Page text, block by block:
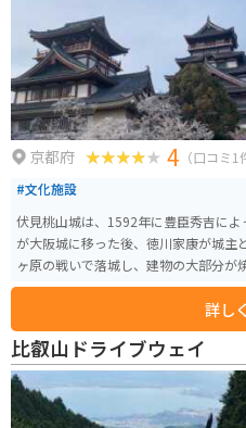
京都府 4 （口コミ1
#文化施設
伏見桃山城は、1592年に豊臣秀吉に
が大阪城に移った後、徳川家康が城主
ヶ原の戦いで落城し、建物の大部分
によって再建されましたが、1619年に廃城となり
までに伏見城の跡地に桃の木が植えら
城は伏見桃山城とも呼ばれるようにな
は、二条城、淀城、福山城などに移築されました。 現在、
擬天守が建っており、かつては「伏見
地の一部でした。しかし、2003年に
したが地元の要望により残され、現在
詳し
比叡山ドライブウェイ